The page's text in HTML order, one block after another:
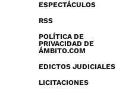
ESPECTÁCULOS
RSS
POLÍTICA DE
PRIVACIDAD DE
ÁMBITO.COM
EDICTOS JUDICIALES
LICITACIONES